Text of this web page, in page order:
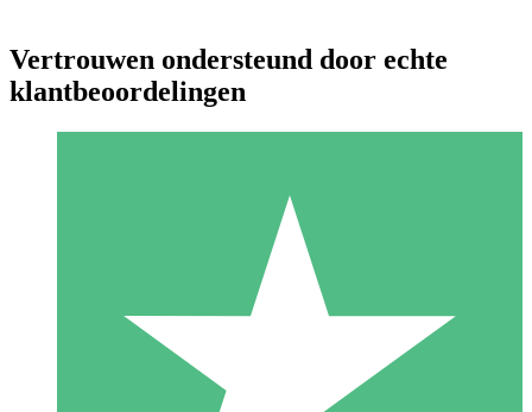
Individuele Creditpakketten
Betaal per gebruik met downloadtegoeden. Geen maandelijkse
Vertrouwen ondersteund door echte
klantbeoordelingen